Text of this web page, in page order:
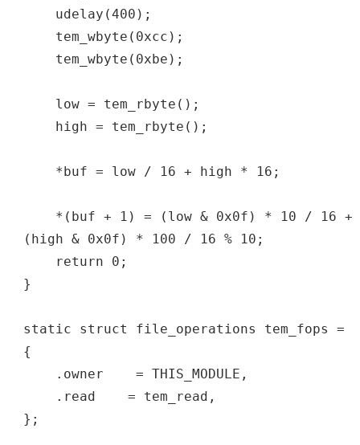
udelay(400);
tem_wbyte(0xcc);
tem_wbyte(0xbe);
low = tem_rbyte();
high = tem_rbyte();
*buf = low / 16 + high * 16;
*(buf + 1) = (low & 0x0f) * 10 / 16 +
(high & 0x0f) * 100 / 16 % 10;
return 0;
}
static struct file_operations tem_fops =
{
.owner = THIS_MODULE,
.read = tem_read,
};